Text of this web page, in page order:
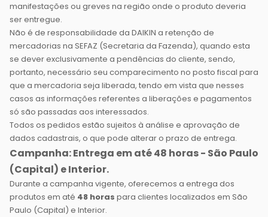
manifestações ou greves na região onde o produto deveria
ser entregue.
Não é de responsabilidade da DAIKIN a retenção de
mercadorias na SEFAZ (Secretaria da Fazenda), quando esta
se dever exclusivamente a pendências do cliente, sendo,
portanto, necessário seu comparecimento no posto fiscal para
que a mercadoria seja liberada, tendo em vista que nesses
casos as informações referentes a liberações e pagamentos
só são passadas aos interessados.
Todos os pedidos estão sujeitos à análise e aprovação de
dados cadastrais, o que pode alterar o prazo de entrega.
Campanha: Entrega em até 48 horas - São Paulo
(Capital) e Interior.
Durante a campanha vigente, oferecemos a entrega dos
produtos em até 48 horas para clientes localizados em São
Paulo (Capital) e Interior.